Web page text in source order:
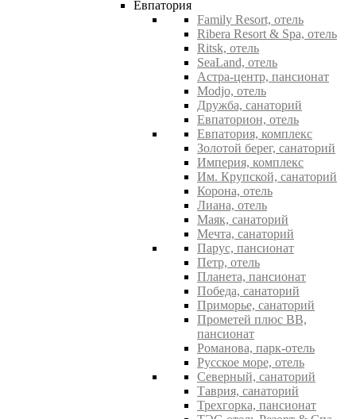
Евпатория
Family Resort, отель
Ribera Resort & Spa, отель
Ritsk, отель
SeaLand, отель
Астра-центр, пансионат
Modjo, отель
Дружба, санаторий
Евпаторион, отель
Евпатория, комплекс
Золотой берег, санаторий
Империя, комплекс
Им. Крупской, санаторий
Корона, отель
Лиана, отель
Маяк, санаторий
Мечта, санаторий
Парус, пансионат
Петр, отель
Планета, пансионат
Победа, санаторий
Приморье, санаторий
Прометей плюс ВВ,
пансионат
Романова, парк-отель
Русское море, отель
Северный, санаторий
Таврия, санаторий
Трехгорка, пансионат